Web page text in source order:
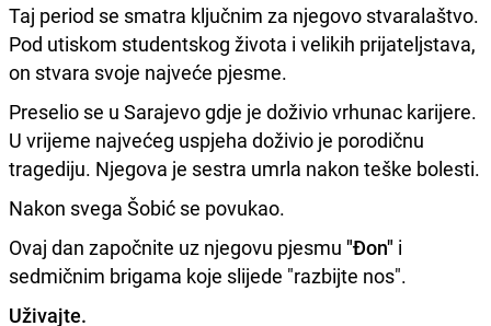
Taj period se smatra ključnim za njegovo stvaralaštvo.
Pod utiskom studentskog života i velikih prijateljstava,
on stvara svoje najveće pjesme.
Preselio se u Sarajevo gdje je doživio vrhunac karijere.
U vrijeme najvećeg uspjeha doživio je porodičnu
tragediju. Njegova je sestra umrla nakon teške bolesti.
Nakon svega Šobić se povukao.
Ovaj dan započnite uz njegovu pjesmu "Đon" i
sedmičnim brigama koje slijede "razbijte nos".
Uživajte.